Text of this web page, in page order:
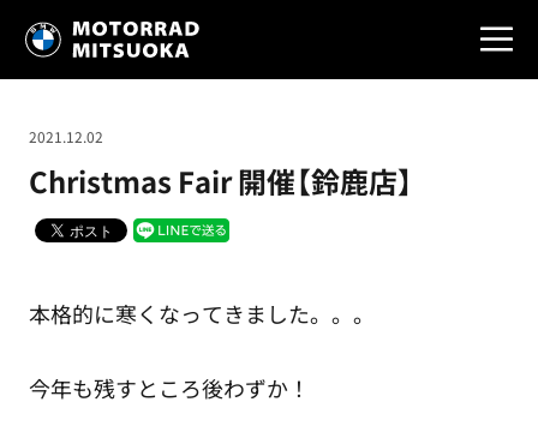
Christmas Fair 開催【鈴鹿店】
2021.12.02
本格的に寒くなってきました。。。
今年も残すところ後わずか！